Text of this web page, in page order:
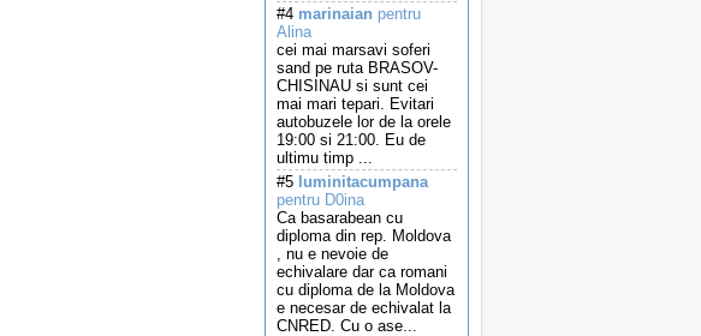
#4 marinaian pentru
Alina
cei mai marsavi soferi
sand pe ruta BRASOV-
CHISINAU si sunt cei
mai mari tepari. Evitari
autobuzele lor de la orele
19:00 si 21:00. Eu de
ultimu timp ...
#5 luminitacumpana
pentru D0ina
Ca basarabean cu
diploma din rep. Moldova
, nu e nevoie de
echivalare dar ca romani
cu diploma de la Moldova
e necesar de echivalat la
CNRED. Cu o ase...